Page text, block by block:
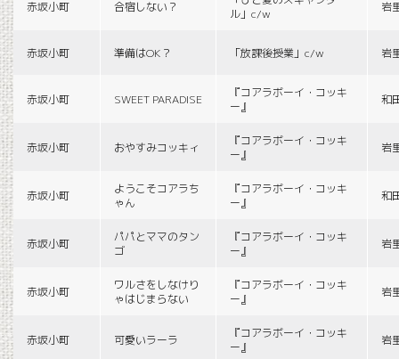
赤坂小町 合宿しない？
ル」c/w
岩
赤坂小町 準備はOK？ 「放課後授業」c/w 岩
赤坂小町 SWEET PARADISE
『コアラボーイ・コッキ
ー』
和
赤坂小町 おやすみコッキィ
『コアラボーイ・コッキ
ー』
岩
赤坂小町
ようこそコアラち
ゃん
『コアラボーイ・コッキ
ー』
和
赤坂小町
パパとママのタン
ゴ
『コアラボーイ・コッキ
ー』
岩
赤坂小町
ワルさをしなけり
ゃはじまらない
『コアラボーイ・コッキ
ー』
岩
赤坂小町 可愛いラーラ
『コアラボーイ・コッキ
ー』
岩